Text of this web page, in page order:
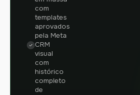
com
templates
aprovados
pela Meta
CRM
visual
com
histórico
completo
de